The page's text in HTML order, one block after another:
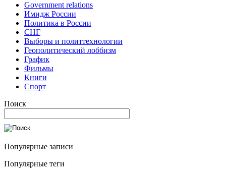
Government relations
Имидж России
Политика в России
СНГ
Выборы и политтехнологии
Геополитический лоббизм
График
Фильмы
Книги
Спорт
Поиск
Популярные записи
Популярные теги